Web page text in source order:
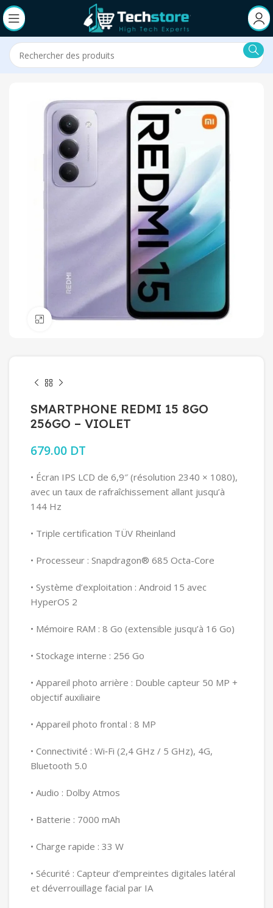
Click to enlarge
SMARTPHONE REDMI 15 8GO
256GO – VIOLET
679.00 DT
• Écran IPS LCD de 6,9″ (résolution 2340 × 1080),
avec un taux de rafraîchissement allant jusqu’à
144 Hz
• Triple certification TÜV Rheinland
• Processeur : Snapdragon® 685 Octa-Core
• Système d’exploitation : Android 15 avec
HyperOS 2
• Mémoire RAM : 8 Go (extensible jusqu’à 16 Go)
• Stockage interne : 256 Go
• Appareil photo arrière : Double capteur 50 MP +
objectif auxiliaire
• Appareil photo frontal : 8 MP
• Connectivité : Wi‑Fi (2,4 GHz / 5 GHz), 4G,
Bluetooth 5.0
• Audio : Dolby Atmos
• Batterie : 7000 mAh
• Charge rapide : 33 W
• Sécurité : Capteur d’empreintes digitales latéral
et déverrouillage facial par IA